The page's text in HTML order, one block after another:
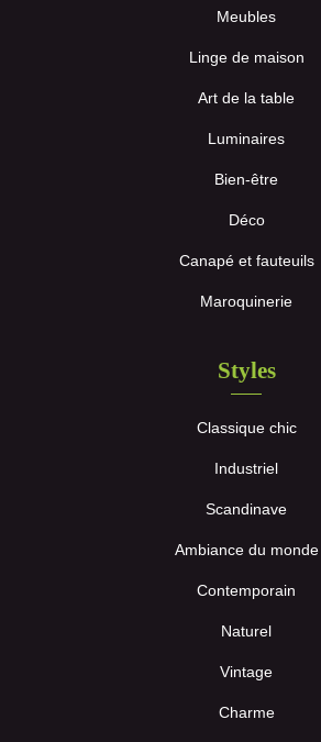
Meubles
Linge de maison
Art de la table
Luminaires
Bien-être
Déco
Canapé et fauteuils
Maroquinerie
Styles
Classique chic
Industriel
Scandinave
Ambiance du monde
Contemporain
Naturel
Vintage
Charme